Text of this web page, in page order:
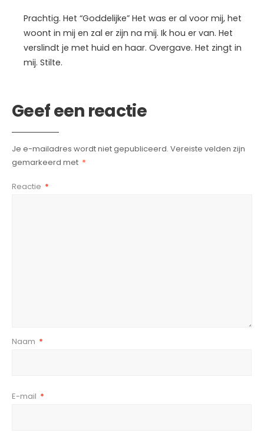
Prachtig. Het “Goddelijke” Het was er al voor mij, het
woont in mij en zal er zijn na mij. Ik hou er van. Het
verslindt je met huid en haar. Overgave. Het zingt in
mij. Stilte.
Geef een reactie
Je e-mailadres wordt niet gepubliceerd. Vereiste velden zijn
gemarkeerd met *
Reactie *
Naam *
E-mail *